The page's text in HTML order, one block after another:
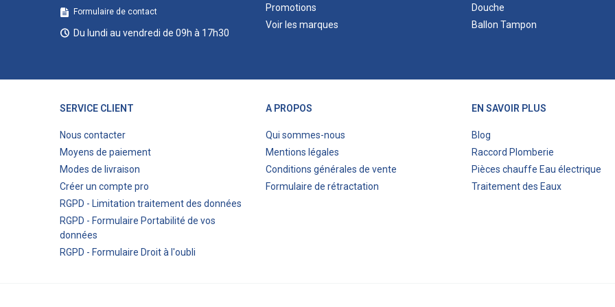
Formulaire de contact
Du lundi au vendredi de 09h à 17h30
Promotions
Voir les marques
Douche
Ballon Tampon
SERVICE CLIENT
Nous contacter
Moyens de paiement
Modes de livraison
Créer un compte pro
RGPD - Limitation traitement des données
RGPD - Formulaire Portabilité de vos
données
RGPD - Formulaire Droit à l'oubli
A PROPOS
Qui sommes-nous
Mentions légales
Conditions générales de vente
Formulaire de rétractation
EN SAVOIR PLUS
Blog
Raccord Plomberie
Pièces chauffe Eau électrique
Traitement des Eaux